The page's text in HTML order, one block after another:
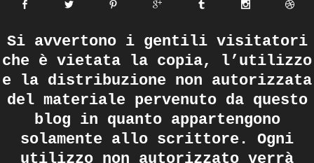
Si avvertono i gentili visitatori
che è vietata la copia, l’utilizzo
e la distribuzione non autorizzata
del materiale pervenuto da questo
blog in quanto appartengono
solamente allo scrittore. Ogni
utilizzo non autorizzato verrà